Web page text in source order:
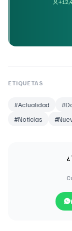
ETIQUETAS
#Actualidad #
#Noticias #